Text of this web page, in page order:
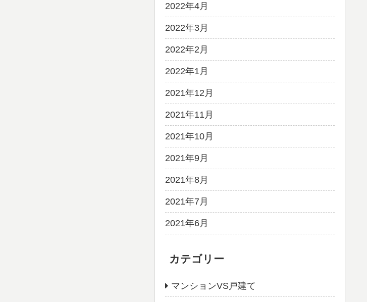
2022年4月
2022年3月
2022年2月
2022年1月
2021年12月
2021年11月
2021年10月
2021年9月
2021年8月
2021年7月
2021年6月
カテゴリー
マンションVS戸建て